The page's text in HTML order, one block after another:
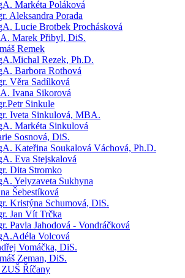
Markéta Poláková
Aleksandra Porada
Lucie Brotbek Prochásková
Marek Přibyl, DiS.
Remek
Rezek, Ph.D.
Barbora Rothová
Věra Sadílková
Ivana Sikorová
Sinkule
Iveta Sinkulová, MBA.
Markéta Sinkulová
Sosnová, DiS.
Kateřina Soukalová Váchová, Ph.D.
Eva Stejskalová
Dita Stromko
Yelyzaveta Sukhyna
Šebestíková
Kristýna Schumová, DiS.
Jan Vít Trčka
Pavla Jahodová - Vondráčková
Volcová
Vomáčka, DiS.
Zeman, DiS.
Říčany